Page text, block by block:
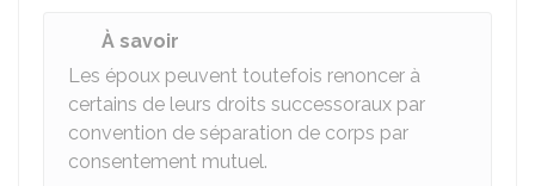
À savoir
Les époux peuvent toutefois renoncer à
certains de leurs droits successoraux par
convention de séparation de corps par
consentement mutuel.